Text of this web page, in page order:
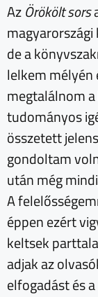
AzÖrökölt sors
de a
lelkem
megtalálnom
tudományos
összetett
gondoltam
után még
A
éppen ezért
keltsek
adjak az
elfogadást és